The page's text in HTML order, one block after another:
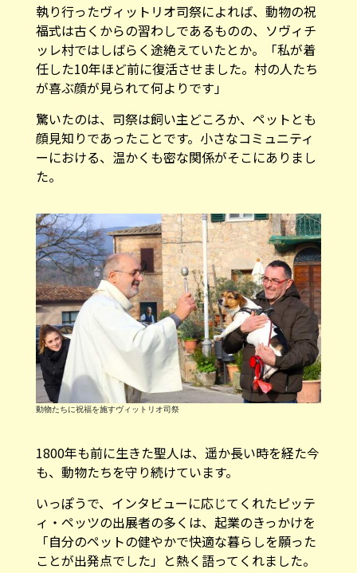
執り行ったヴィットリオ司祭によれば、動物の祝
福式は古くからの習わしであるものの、ソヴィチ
ッレ村ではしばらく途絶えていたとか。「私が着
任した10年ほど前に復活させました。村の人たち
が喜ぶ顔が見られて何よりです」
驚いたのは、司祭は飼い主どころか、ペットとも
顔見知りであったことです。小さなコミュニティ
ーにおける、温かくも密な関係がそこにありまし
た。
動物たちに祝福を施すヴィットリオ司祭
1800年も前に生きた聖人は、遥か長い時を経た今
も、動物たちを守り続けています。
いっぽうで、インタビューに応じてくれたピッテ
ィ・ペッツの出展者の多くは、起業のきっかけを
「自分のペットの健やかで快適な暮らしを願った
ことが出発点でした」と熱く語ってくれました。